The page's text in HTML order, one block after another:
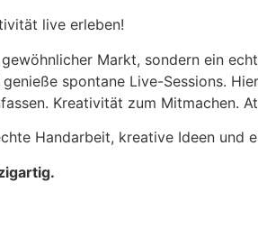
live erleben!
Markt, sondern ein
spontane Live-Sessions.
Kreativität zum Mitmachen.
Handarbeit, kreative Ideen und